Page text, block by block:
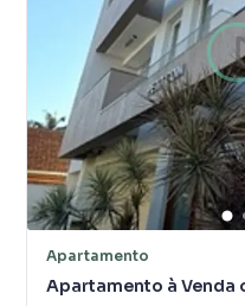
Apartamento
Apartamento à Venda